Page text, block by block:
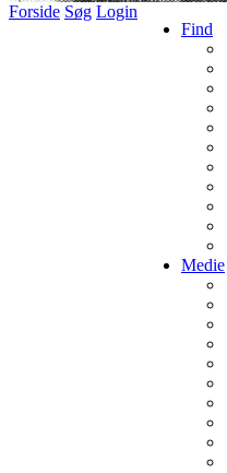
Forside Søg Login
Find
Medie